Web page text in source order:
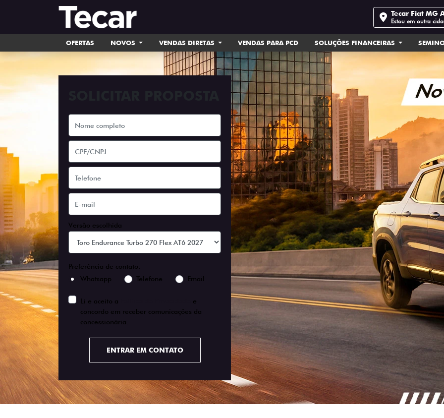
Tecar Fiat MG
Estou em outra
OFERTAS NOVOS VENDAS DIRETAS VENDAS PARA PCD SOLUÇÕES FINANCEIRAS
Versão escolhida
Preferência de contato:
Whatsapp
Telefone Email
Li e aceito a
e
concordo em receber comunicações da
concessionária.
ENTRAR EM CONTATO